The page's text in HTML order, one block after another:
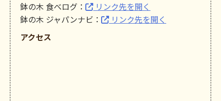
鉢の木 食べログ：
リンク先を開く
鉢の木 ジャパンナビ：
リンク先を開く
アクセス